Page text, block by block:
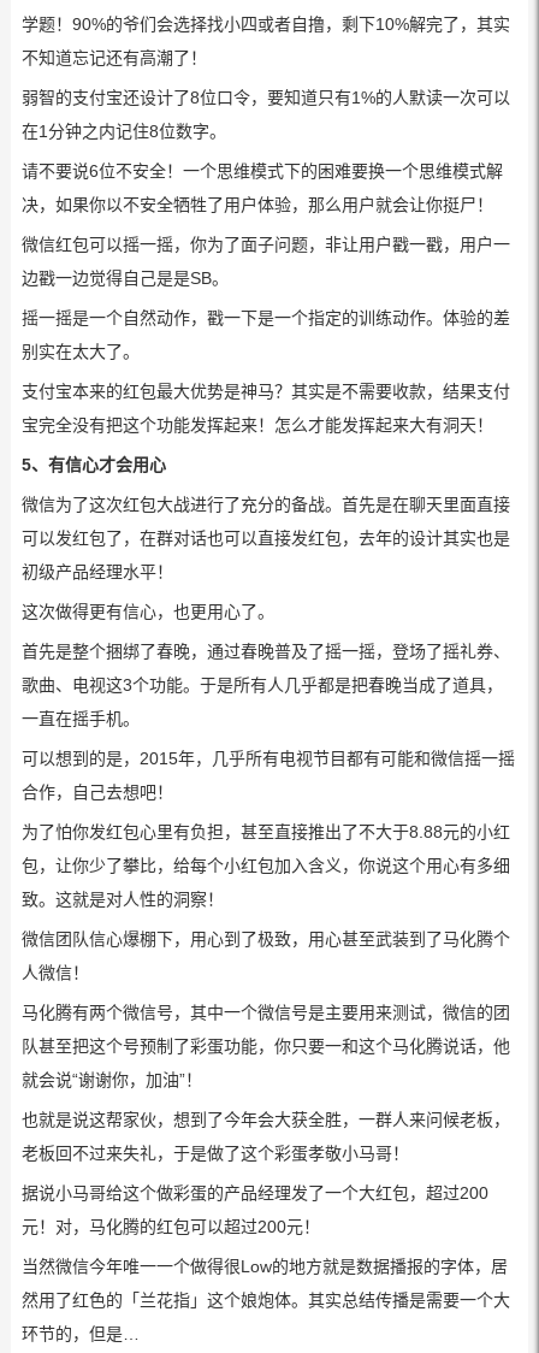
学题！90%的爷们会选择找小四或者自撸，剩下10%解完了，其实
不知道忘记还有高潮了！
弱智的支付宝还设计了8位口令，要知道只有1%的人默读一次可以
在1分钟之内记住8位数字。
请不要说6位不安全！一个思维模式下的困难要换一个思维模式解
决，如果你以不安全牺牲了用户体验，那么用户就会让你挺尸！
微信红包可以摇一摇，你为了面子问题，非让用户戳一戳，用户一
边戳一边觉得自己是是SB。
摇一摇是一个自然动作，戳一下是一个指定的训练动作。体验的差
别实在太大了。
支付宝本来的红包最大优势是神马？其实是不需要收款，结果支付
宝完全没有把这个功能发挥起来！怎么才能发挥起来大有洞天！
5、有信心才会用心
微信为了这次红包大战进行了充分的备战。首先是在聊天里面直接
可以发红包了，在群对话也可以直接发红包，去年的设计其实也是
初级产品经理水平！
这次做得更有信心，也更用心了。
首先是整个捆绑了春晚，通过春晚普及了摇一摇，登场了摇礼券、
歌曲、电视这3个功能。于是所有人几乎都是把春晚当成了道具，
一直在摇手机。
可以想到的是，2015年，几乎所有电视节目都有可能和微信摇一摇
合作，自己去想吧！
为了怕你发红包心里有负担，甚至直接推出了不大于8.88元的小红
包，让你少了攀比，给每个小红包加入含义，你说这个用心有多细
致。这就是对人性的洞察！
微信团队信心爆棚下，用心到了极致，用心甚至武装到了马化腾个
人微信！
马化腾有两个微信号，其中一个微信号是主要用来测试，微信的团
队甚至把这个号预制了彩蛋功能，你只要一和这个马化腾说话，他
就会说“谢谢你，加油”！
也就是说这帮家伙，想到了今年会大获全胜，一群人来问候老板，
老板回不过来失礼，于是做了这个彩蛋孝敬小马哥！
据说小马哥给这个做彩蛋的产品经理发了一个大红包，超过200
元！对，马化腾的红包可以超过200元！
当然微信今年唯一一个做得很Low的地方就是数据播报的字体，居
然用了红色的「兰花指」这个娘炮体。其实总结传播是需要一个大
环节的，但是…